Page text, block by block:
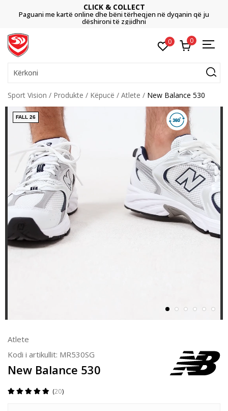
CLICK & COLLECT
Paguani me kartë online dhe bëni tërheqjen në dyqanin që ju
dëshironi të zgjidhni
0 0
Kërkoni
Sport Vision Produkte Këpucë Atlete New Balance 530
FALL 26
Atlete
Kodi i artikullit: MR530SG
New Balance 530
20